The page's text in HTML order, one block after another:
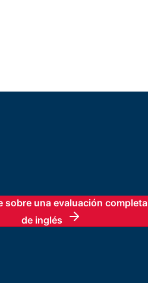
sobre una evaluación completa
de inglés